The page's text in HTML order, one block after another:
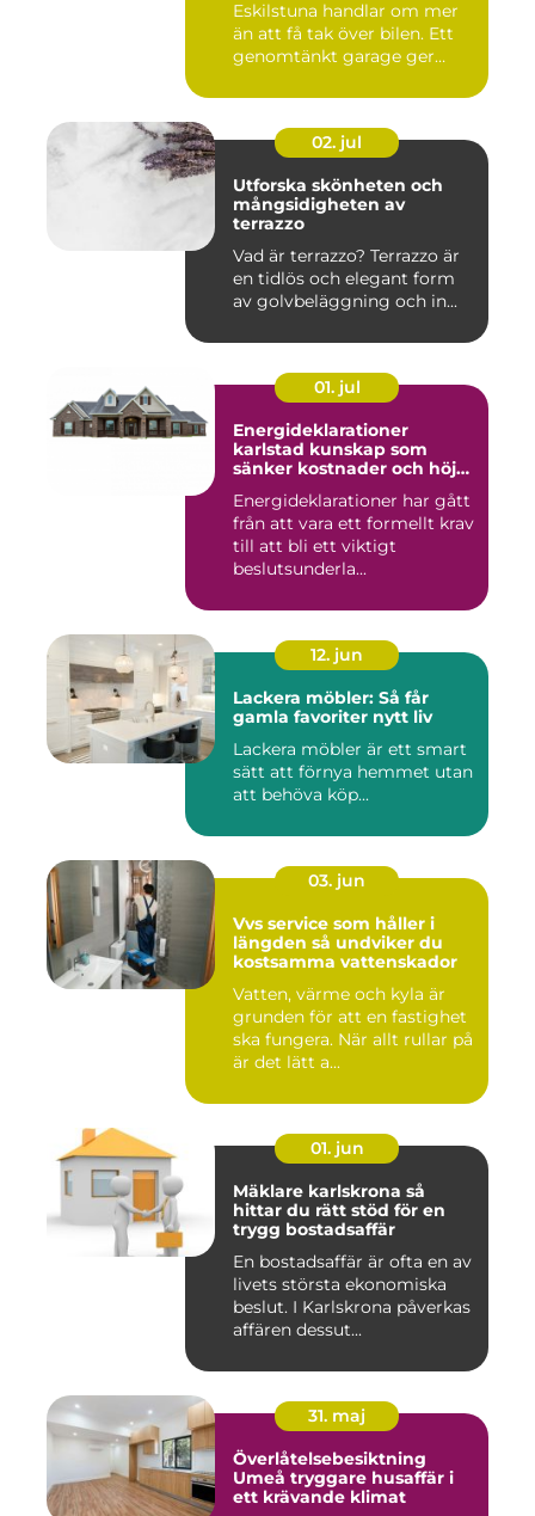
Eskilstuna handlar om mer
än att få tak över bilen. Ett
genomtänkt garage ger
02. jul
Utforska skönheten och
mångsidigheten av
terrazzo
Vad är terrazzo? Terrazzo är
en tidlös och elegant form
av golvbeläggning och in...
01. jul
Energideklarationer
karlstad kunskap som
sänker kostnader och höjer
Energideklarationer har gått
från att vara ett formellt krav
till att bli ett viktigt
beslutsunderla...
12. jun
Lackera möbler: Så får
gamla favoriter nytt liv
Lackera möbler är ett smart
sätt att förnya hemmet utan
att behöva köp...
03. jun
Vvs service som håller i
längden så undviker du
kostsamma vattenskador
Vatten, värme och kyla är
grunden för att en fastighet
ska fungera. När allt rullar på
är det lätt a...
01. jun
Mäklare karlskrona så
hittar du rätt stöd för en
trygg bostadsaffär
En bostadsaffär är ofta en av
livets största ekonomiska
beslut. I Karlskrona påverkas
affären dessut...
31. maj
Överlåtelsebesiktning
Umeå tryggare husaffär i
ett krävande klimat